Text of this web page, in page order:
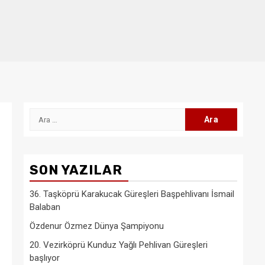
Arama:
SON YAZILAR
36. Taşköprü Karakucak Güreşleri Başpehlivanı İsmail
Balaban
Özdenur Özmez Dünya Şampiyonu
20. Vezirköprü Kunduz Yağlı Pehlivan Güreşleri
başlıyor